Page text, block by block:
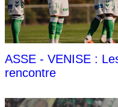
ASSE - VENISE :
rencontre